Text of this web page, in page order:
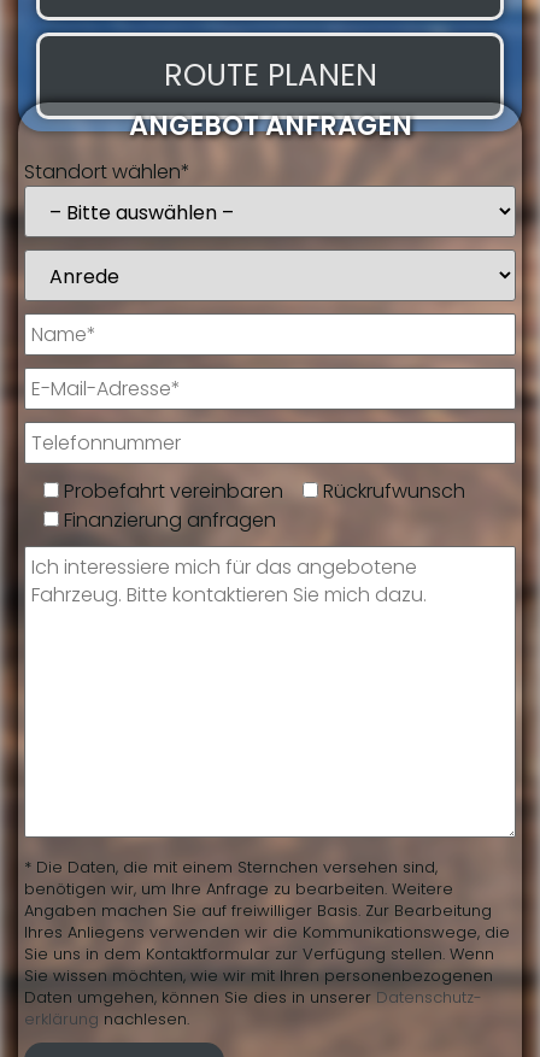
ROUTE PLANEN
ANGEBOT ANFRAGEN
Standort wählen*
Probefahrt vereinbaren
Rückrufwunsch
Finanzierung anfragen
* Die Daten, die mit einem Sternchen versehen sind,
benötigen wir, um Ihre Anfrage zu bearbeiten. Weitere
Angaben machen Sie auf freiwilliger Basis. Zur Bearbeitung
Ihres Anliegens verwenden wir die Kommunikationswege, die
Sie uns in dem Kontaktformular zur Verfügung stellen. Wenn
Sie wissen möchten, wie wir mit Ihren personenbezogenen
Daten umgehen, können Sie dies in unserer Daten­schutz­
erklärung nachlesen.